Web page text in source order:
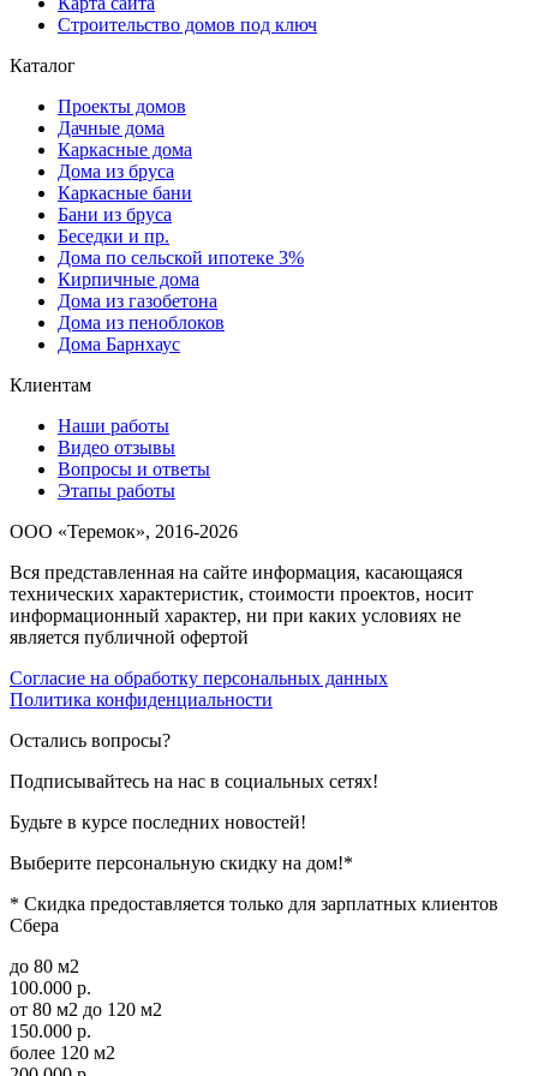
Строительство домов под ключ
Каталог
Проекты домов
Дачные дома
Каркасные дома
Дома из бруса
Каркасные бани
Бани из бруса
Беседки и пр.
Дома по сельской ипотеке 3%
Кирпичные дома
Дома из газобетона
Дома из пеноблоков
Дома Барнхаус
Клиентам
Наши работы
Видео отзывы
Вопросы и ответы
Этапы работы
ООО «Теремок», 2016-2026
Вся представленная на сайте информация, касающаяся
технических характеристик, стоимости проектов, носит
информационный характер, ни при каких условиях не
является публичной офертой
Согласие на обработку персональных данных
Политика конфиденциальности
Остались вопросы?
Подписывайтесь на нас в социальных сетях!
Будьте в курсе последних новостей!
Выберите персональную скидку на дом!*
* Скидка предоставляется только для зарплатных клиентов
Сбера
до 80 м2
100.000 р.
от 80 м2 до 120 м2
150.000 р.
более 120 м2